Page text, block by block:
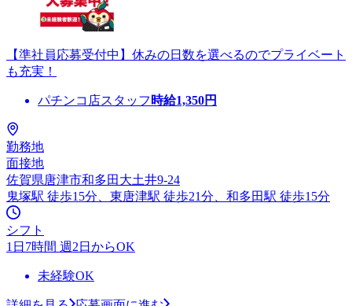
【準社員応募受付中】休みの日数を選べるのでプライベート
も充実！
パチンコ店スタッフ 時給1,350円
勤務地
面接地
佐賀県唐津市和多田大土井9-24
鬼塚駅 徒歩15分、東唐津駅 徒歩21分、和多田駅 徒歩15分
シフト
1日7時間 週2日からOK
未経験OK